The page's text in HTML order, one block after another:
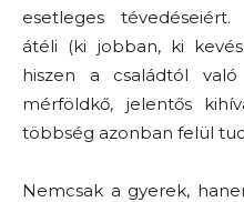
esetleges
átéli (ki jobban, ki
hiszen a családtól
mérföldkő, jelentős
többség azonban felül
Nemcsak a gyerek,